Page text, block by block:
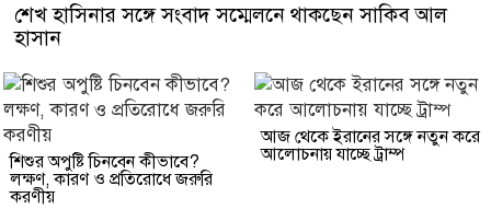
শেখ হাসিনার সঙ্গে সংবাদ সম্মেলনে থাকছেন সাকিব আল
হাসান
শিশুর অপুষ্টি চিনবেন কীভাবে?
লক্ষণ, কারণ ও প্রতিরোধে জরুরি
করণীয়
আজ থেকে ইরানের সঙ্গে নতুন করে
আলোচনায় যাচ্ছে ট্রাম্প